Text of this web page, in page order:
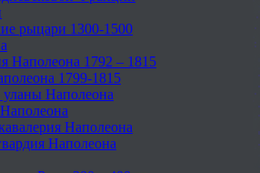
рыцари 1300-1500
Наполеона 1792 – 1815
1799-1815
Наполеона
Наполеона
Наполеона